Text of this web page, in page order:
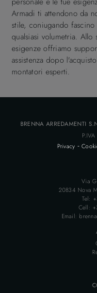
Armadi ti attendono da
stile, coniugando
qualsiasi volumetria.
esigenze offriamo
assistenza dopo
montatori esperti.
BRENNA ARREDAMENTI
Privacy -
Via
20834 Nova
Tel:
Cell:
Email: